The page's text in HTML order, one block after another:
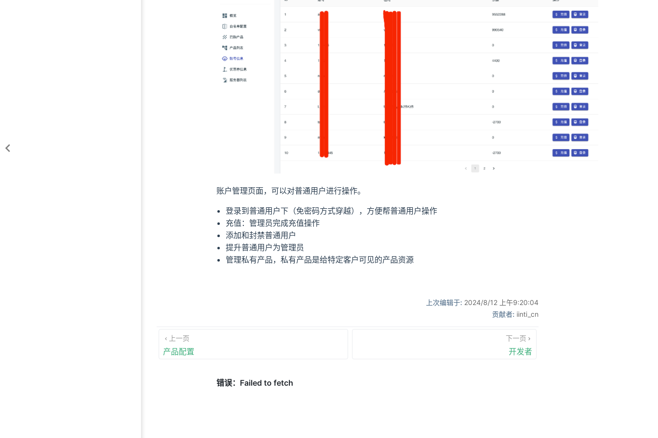
账户管理页面，可以对普通用户进行操作。
登录到普通用户下（免密码方式穿越），方便帮普通用户操作
充值：管理员完成充值操作
添加和封禁普通用户
提升普通用户为管理员
管理私有产品，私有产品是给特定客户可见的产品资源
上次编辑于: 2024/8/12 上午9:20:04
贡献者: iinti_cn
上一页
产品配置
下一页
开发者